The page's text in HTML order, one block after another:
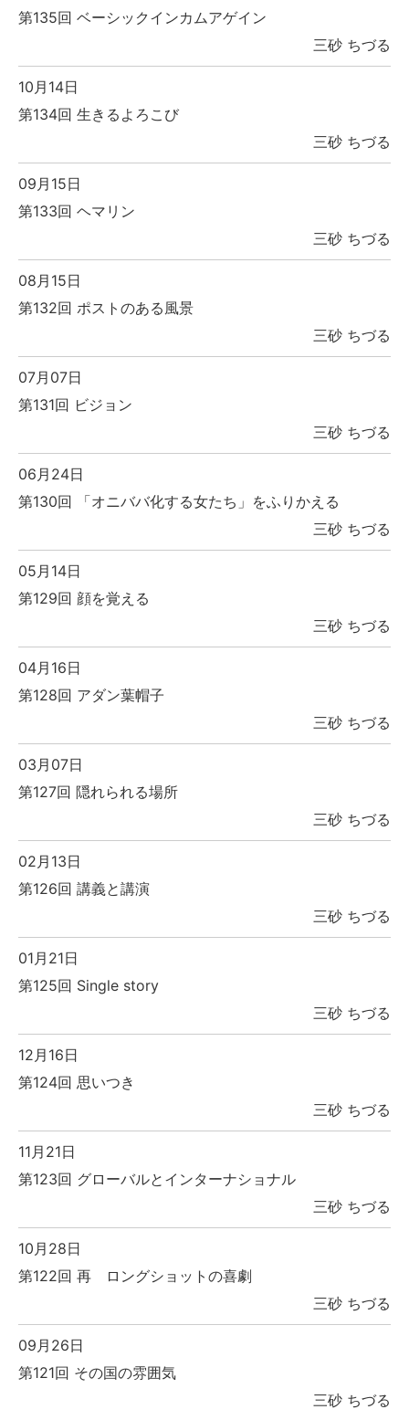
第135回 ベーシックインカムアゲイン
三砂 ちづる
10月14日
第134回 生きるよろこび
三砂 ちづる
09月15日
第133回 ヘマリン
三砂 ちづる
08月15日
第132回 ポストのある風景
三砂 ちづる
07月07日
第131回 ビジョン
三砂 ちづる
06月24日
第130回 「オニババ化する女たち」をふりかえる
三砂 ちづる
05月14日
第129回 顔を覚える
三砂 ちづる
04月16日
第128回 アダン葉帽子
三砂 ちづる
03月07日
第127回 隠れられる場所
三砂 ちづる
02月13日
第126回 講義と講演
三砂 ちづる
01月21日
第125回 Single story
三砂 ちづる
12月16日
第124回 思いつき
三砂 ちづる
11月21日
第123回 グローバルとインターナショナル
三砂 ちづる
10月28日
第122回 再 ロングショットの喜劇
三砂 ちづる
09月26日
第121回 その国の雰囲気
三砂 ちづる